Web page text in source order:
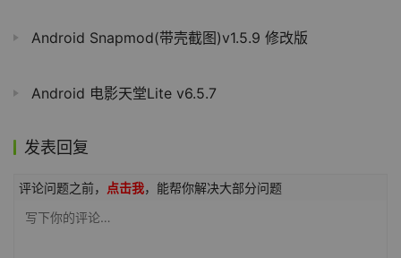
Android Snapmod(带壳截图)v1.5.9 修改版
Android 电影天堂Lite v6.5.7
发表回复
评论问题之前， 点击我，能帮你解决大部分问题